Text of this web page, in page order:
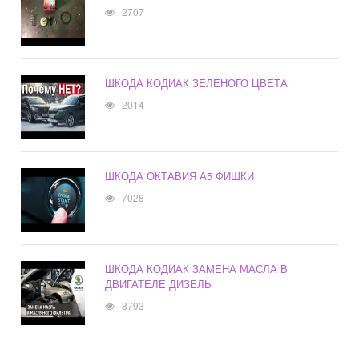
2707
ШКОДА КОДИАК ЗЕЛЕНОГО ЦВЕТА
2014
ШКОДА ОКТАВИЯ А5 ФИШКИ
7028
ШКОДА КОДИАК ЗАМЕНА МАСЛА В
ДВИГАТЕЛЕ ДИЗЕЛЬ
8793